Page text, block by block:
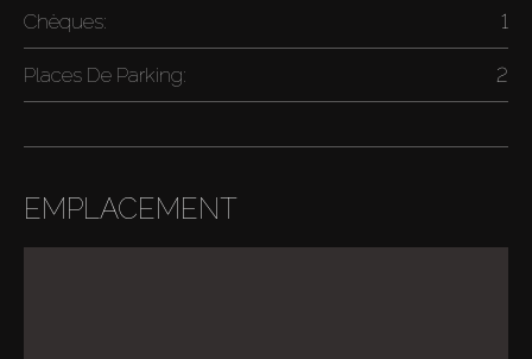
Chèques: 1
Places De Parking: 2
EMPLACEMENT